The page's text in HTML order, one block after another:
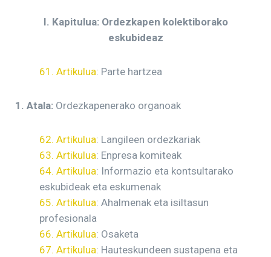
I. Kapitulua: Ordezkapen kolektiborako
eskubideaz
61. Artikulua: Parte hartzea
1. Atala: Ordezkapenerako organoak
62. Artikulua: Langileen ordezkariak
63. Artikulua: Enpresa komiteak
64. Artikulua: Informazio eta kontsultarako
eskubideak eta eskumenak
65. Artikulua: Ahalmenak eta isiltasun
profesionala
66. Artikulua: Osaketa
67. Artikulua: Hauteskundeen sustapena eta